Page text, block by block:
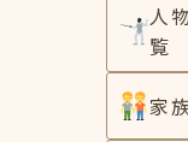
人
覧
家